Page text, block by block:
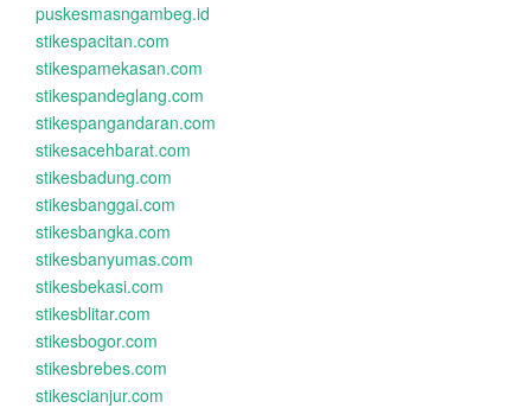
puskesmasngambeg.id
stikespacitan.com
stikespamekasan.com
stikespandeglang.com
stikespangandaran.com
stikesacehbarat.com
stikesbadung.com
stikesbanggai.com
stikesbangka.com
stikesbanyumas.com
stikesbekasi.com
stikesblitar.com
stikesbogor.com
stikesbrebes.com
stikescianjur.com